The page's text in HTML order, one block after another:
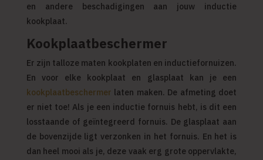
en andere beschadigingen aan jouw inductie
kookplaat.
Kookplaatbeschermer
Er zijn talloze maten kookplaten en inductiefornuizen.
En voor elke kookplaat en glasplaat kan je een
kookplaatbeschermer laten maken. De afmeting doet
er niet toe! Als je een inductie fornuis hebt, is dit een
losstaande of geïntegreerd fornuis. De glasplaat aan
de bovenzijde ligt verzonken in het fornuis. En het is
dan heel mooi als je, deze vaak erg grote oppervlakte,